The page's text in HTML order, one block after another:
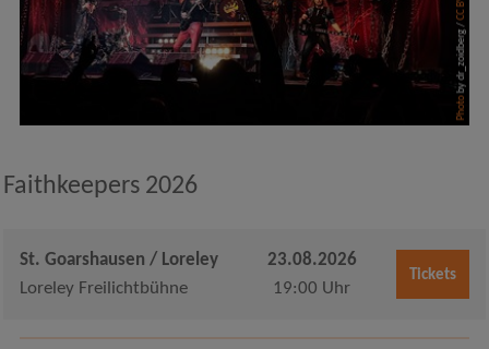
Photo
by dr_zoidberg /
Faithkeepers 2026
St. Goarshausen / Loreley
Loreley Freilichtbühne
23.08.2026
19:00 Uhr
Tickets